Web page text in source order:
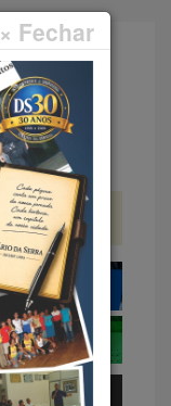
× Fechar
Menu